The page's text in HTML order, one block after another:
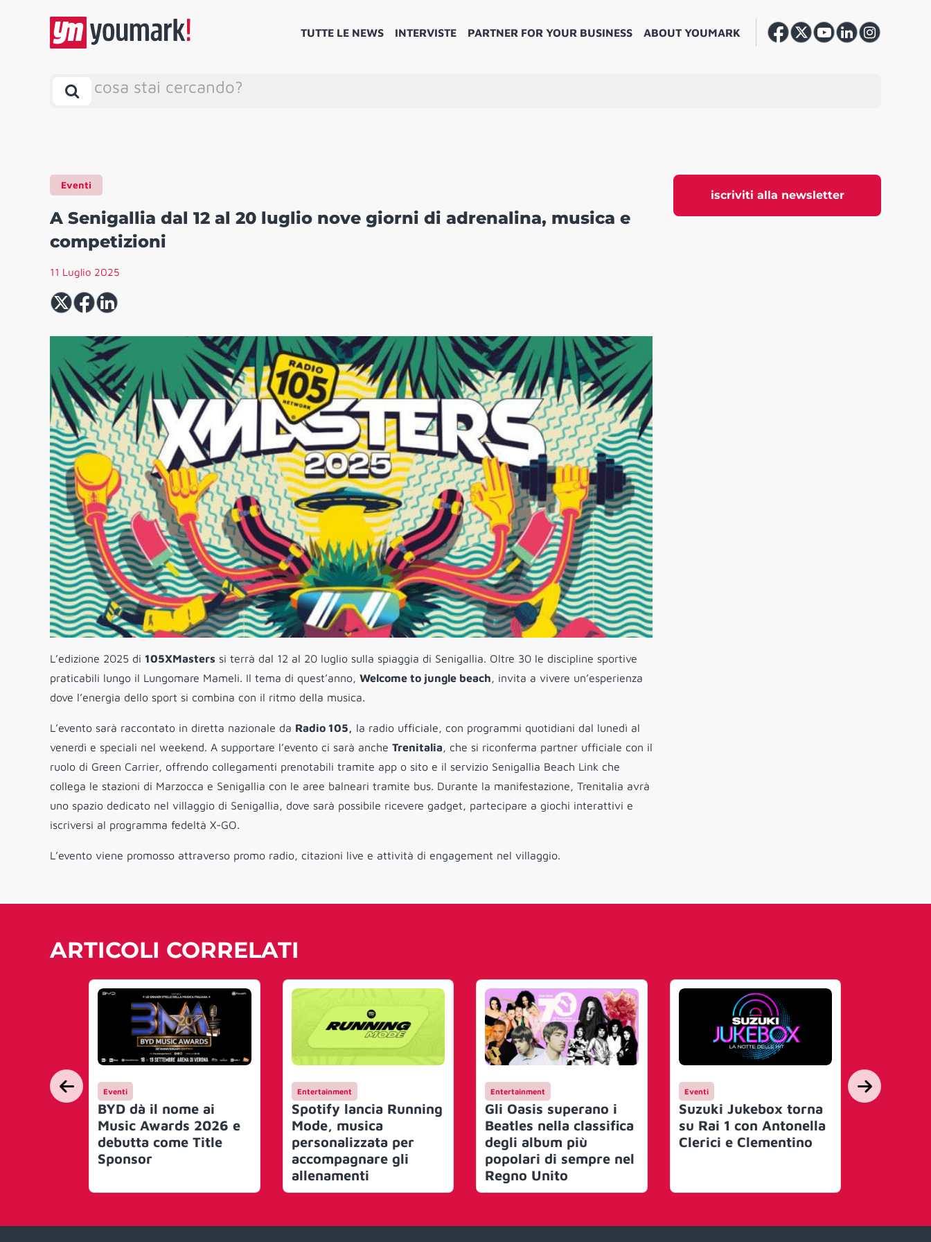
TUTTE LE NEWS INTERVISTE PARTNER FOR YOUR BUSINESS ABOUT YOUMARK
cosa stai cercando?
iscriviti alla newsletter
Eventi
A Senigallia dal 12 al 20 luglio nove giorni di adrenalina, musica e
competizioni
11 Luglio 2025
L’edizione 2025 di 105XMasters si terrà dal 12 al 20 luglio sulla spiaggia di Senigallia. Oltre 30 le discipline sportive
praticabili lungo il Lungomare Mameli. Il tema di quest’anno, Welcome to jungle beach, invita a vivere un’esperienza
dove l’energia dello sport si combina con il ritmo della musica.
L’evento sarà raccontato in diretta nazionale da Radio 105, la radio ufficiale, con programmi quotidiani dal lunedì al
venerdì e speciali nel weekend. A supportare l’evento ci sarà anche Trenitalia, che si riconferma partner ufficiale con il
ruolo di Green Carrier, offrendo collegamenti prenotabili tramite app o sito e il servizio Senigallia Beach Link che
collega le stazioni di Marzocca e Senigallia con le aree balneari tramite bus. Durante la manifestazione, Trenitalia avrà
uno spazio dedicato nel villaggio di Senigallia, dove sarà possibile ricevere gadget, partecipare a giochi interattivi e
iscriversi al programma fedeltà X-GO.
L’evento viene promosso attraverso promo radio, citazioni live e attività di engagement nel villaggio.
ARTICOLI CORRELATI
Eventi
BYD dà il nome ai
Music Awards 2026 e
debutta come Title
Sponsor
Entertainment
Spotify lancia Running
Mode, musica
personalizzata per
accompagnare gli
allenamenti
Entertainment
Gli Oasis superano i
Beatles nella classifica
degli album più
popolari di sempre nel
Regno Unito
Eventi
Suzuki Jukebox torna
su Rai 1 con Antonella
Clerici e Clementino
Interviste